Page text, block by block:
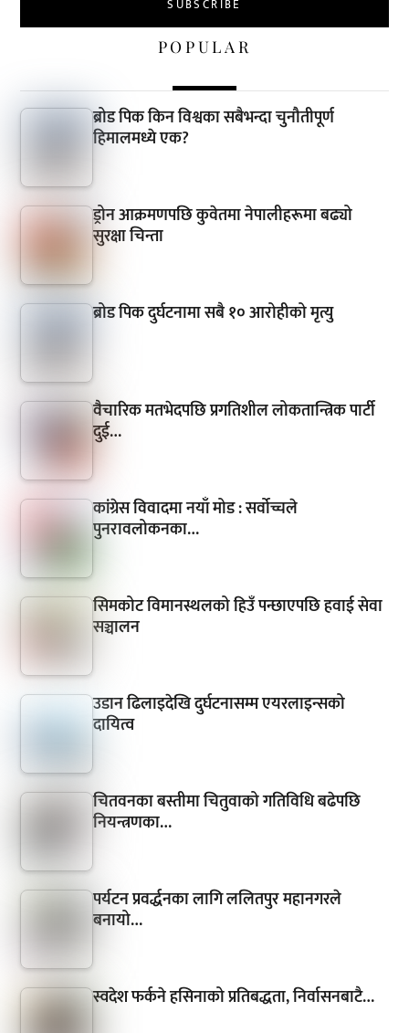
POPULAR
ब्रोड पिक किन विश्वका सबैभन्दा चुनौतीपूर्ण
हिमालमध्ये एक?
ड्रोन आक्रमणपछि कुवेतमा नेपालीहरूमा बढ्यो
सुरक्षा चिन्ता
ब्रोड पिक दुर्घटनामा सबै १० आरोहीको मृत्यु
वैचारिक मतभेदपछि प्रगतिशील लोकतान्त्रिक पार्टी
दुई…
कांग्रेस विवादमा नयाँ मोड : सर्वोच्चले
पुनरावलोकनका…
सिमकोट विमानस्थलको हिउँ पन्छाएपछि हवाई सेवा
सञ्चालन
उडान ढिलाइदेखि दुर्घटनासम्म एयरलाइन्सको
दायित्व
चितवनका बस्तीमा चितुवाको गतिविधि बढेपछि
नियन्त्रणका…
पर्यटन प्रवर्द्धनका लागि ललितपुर महानगरले
बनायो…
स्वदेश फर्कने हसिनाको प्रतिबद्धता, निर्वासनबाटै…